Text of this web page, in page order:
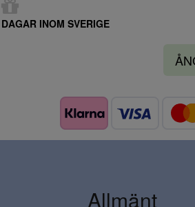
INOM SVERIGE
Allmänt